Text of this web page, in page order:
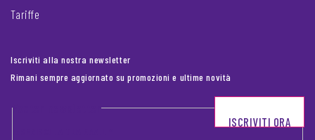
Tariffe
Iscriviti alla nostra newsletter
Rimani sempre aggiornato su promozioni e ultime novità
Footer newsletter
ISCRIVITI ORA